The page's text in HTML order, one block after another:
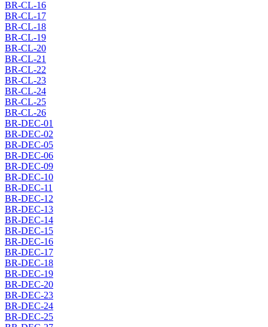
BR-CL-16
BR-CL-17
BR-CL-18
BR-CL-19
BR-CL-20
BR-CL-21
BR-CL-22
BR-CL-23
BR-CL-24
BR-CL-25
BR-CL-26
BR-DEC-01
BR-DEC-02
BR-DEC-05
BR-DEC-06
BR-DEC-09
BR-DEC-10
BR-DEC-11
BR-DEC-12
BR-DEC-13
BR-DEC-14
BR-DEC-15
BR-DEC-16
BR-DEC-17
BR-DEC-18
BR-DEC-19
BR-DEC-20
BR-DEC-23
BR-DEC-24
BR-DEC-25